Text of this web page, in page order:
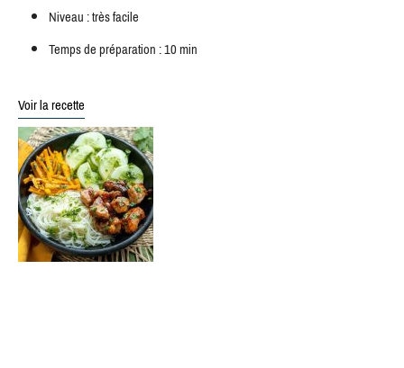
Niveau : très facile
Temps de préparation : 10 min
Voir la recette